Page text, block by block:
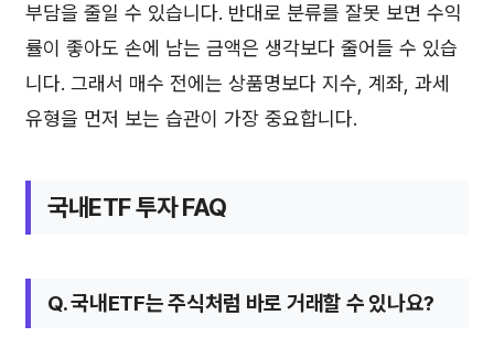
부담을 줄일 수 있습니다. 반대로 분류를 잘못 보면 수익
률이 좋아도 손에 남는 금액은 생각보다 줄어들 수 있습
니다. 그래서 매수 전에는 상품명보다 지수, 계좌, 과세
유형을 먼저 보는 습관이 가장 중요합니다.
국내ETF 투자 FAQ
Q. 국내ETF는 주식처럼 바로 거래할 수 있나요?